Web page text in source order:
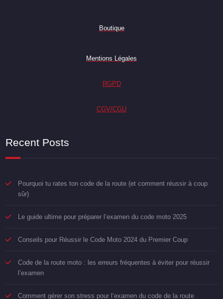
Boutique
Mentions Légales
RGPD
CGV/CGU
Recent Posts
Pourquoi tu rates ton code de la route (et comment réussir à coup
sûr)
Le guide ultime pour préparer l’examen du code moto 2025
Conseils pour Réussir le Code Moto 2024 du Premier Coup
Code de la route moto : les erreurs fréquentes à éviter pour réussir
l’examen
Comment gérer son stress pour l’examen du code de la route